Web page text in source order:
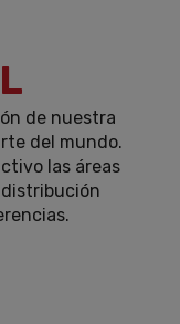
de nuestra
del mundo.
las áreas